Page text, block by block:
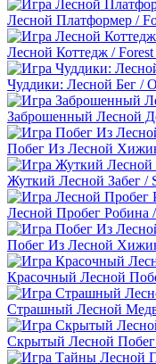
Лесной Платформер /
Лесной Коттедж / Forest
Чуддики: Лесной Бег /
Заброшенный Лесной
Побег Из Лесной
Жуткий Лесной Забег /
Лесной Пробег Робина
Побег Из Лесной
Красочный Лесной
Страшный Лесной
Скрытый Лесной Побег